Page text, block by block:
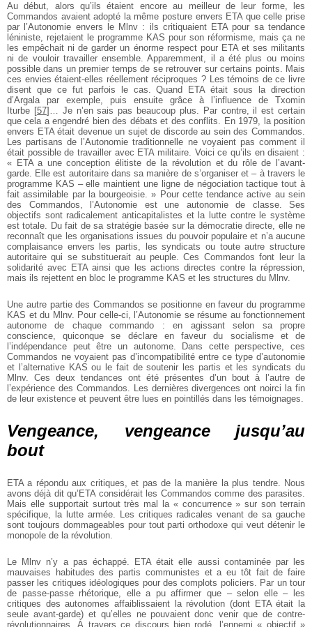
Au début, alors qu’ils étaient encore au meilleur de leur forme, les
Commandos avaient adopté la même posture envers ETA que celle prise
par l’Autonomie envers le Mlnv : ils critiquaient ETA pour sa tendance
léniniste, rejetaient le programme KAS pour son réformisme, mais ça ne
les empêchait ni de garder un énorme respect pour ETA et ses militants
ni de vouloir travailler ensemble. Apparemment, il a été plus ou moins
possible dans un premier temps de se retrouver sur certains points. Mais
ces envies étaient-elles réellement réciproques ? Les témoins de ce livre
disent que ce fut parfois le cas. Quand ETA était sous la direction
d’Argala par exemple, puis ensuite grâce à l’influence de Txomin
Iturbe [57] … Je n’en sais pas beaucoup plus. Par contre, il est certain
que cela a engendré bien des débats et des conflits. En 1979, la position
envers ETA était devenue un sujet de discorde au sein des Commandos.
Les partisans de l’Autonomie traditionnelle ne voyaient pas comment il
était possible de travailler avec ETA militaire. Voici ce qu’ils en disaient :
« ETA a une conception élitiste de la révolution et du rôle de l’avant-
garde. Elle est autoritaire dans sa manière de s’organiser et – à travers le
programme KAS – elle maintient une ligne de négociation tactique tout à
fait assimilable par la bourgeoisie. » Pour cette tendance active au sein
des Commandos, l’Autonomie est une autonomie de classe. Ses
objectifs sont radicalement anticapitalistes et la lutte contre le système
est totale. Du fait de sa stratégie basée sur la démocratie directe, elle ne
reconnaît que les organisations issues du pouvoir populaire et n’a aucune
complaisance envers les partis, les syndicats ou toute autre structure
autoritaire qui se substituerait au peuple. Ces Commandos font leur la
solidarité avec ETA ainsi que les actions directes contre la répression,
mais ils rejettent en bloc le programme KAS et les structures du Mlnv.
Une autre partie des Commandos se positionne en faveur du programme
KAS et du Mlnv. Pour celle-ci, l’Autonomie se résume au fonctionnement
autonome de chaque commando : en agissant selon sa propre
conscience, quiconque se déclare en faveur du socialisme et de
l’indépendance peut être un autonome. Dans cette perspective, ces
Commandos ne voyaient pas d’incompatibilité entre ce type d’autonomie
et l’alternative KAS ou le fait de soutenir les partis et les syndicats du
Mlnv. Ces deux tendances ont été présentes d’un bout à l’autre de
l’expérience des Commandos. Les dernières divergences ont noirci la fin
de leur existence et peuvent être lues en pointillés dans les témoignages.
Vengeance, vengeance jusqu’au
bout
ETA a répondu aux critiques, et pas de la manière la plus tendre. Nous
avons déjà dit qu’ETA considérait les Commandos comme des parasites.
Mais elle supportait surtout très mal la « concurrence » sur son terrain
spécifique, la lutte armée. Les critiques radicales venant de sa gauche
sont toujours dommageables pour tout parti orthodoxe qui veut détenir le
monopole de la révolution.
Le Mlnv n’y a pas échappé. ETA était elle aussi contaminée par les
mauvaises habitudes des partis communistes et a eu tôt fait de faire
passer les critiques idéologiques pour des complots policiers. Par un tour
de passe-passe rhétorique, elle a pu affirmer que – selon elle – les
critiques des autonomes affaiblissaient la révolution (dont ETA était la
seule avant-garde) et qu’elles ne pouvaient donc venir que de contre-
révolutionnaires. À travers ce discours bien rodé, l’ennemi « objectif »